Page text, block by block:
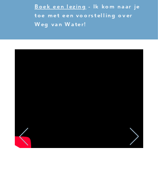
Boek een lezing - Ik kom naar je
toe met een voorstelling over
Weg van Water!